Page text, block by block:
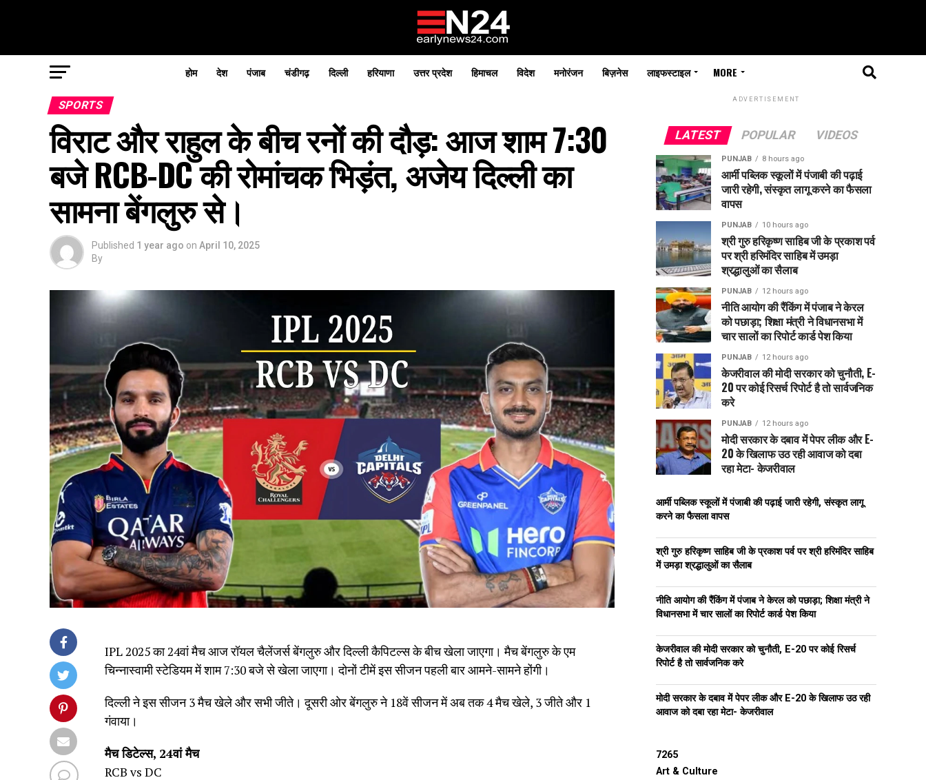
होम देश पंजाब चंडीगढ़ दिल्ली हरियाणा उत्तर प्रदेश हिमाचल विदेश मनोरंजन बिज़नेस लाइफस्टाइल MORE
SPORTS
विराट और राहुल के बीच रनों की दौड़: आज शाम 7:30
बजे RCB-DC की रोमांचक भिड़ंत, अजेय दिल्ली का
सामना बेंगलुरु से।
Published 1 year ago on April 10, 2025
By
IPL 2025 का 24वां मैच आज रॉयल चैलेंजर्स बेंगलुरु और दिल्ली कैपिटल्स के बीच खेला जाएगा। मैच बेंगलुरु के एम
चिन्नास्वामी स्टेडियम में शाम 7:30 बजे से खेला जाएगा। दोनों टीमें इस सीजन पहली बार आमने-सामने होंगी।
दिल्ली ने इस सीजन 3 मैच खेले और सभी जीते। दूसरी ओर बेंगलुरु ने 18वें सीजन में अब तक 4 मैच खेले, 3 जीते और 1
गंवाया।
मैच डिटेल्स, 24वां मैच
RCB vs DC
ADVERTISEMENT
LATEST POPULAR VIDEOS
PUNJAB 8 hours ago
आर्मी पब्लिक स्कूलों में पंजाबी की पढ़ाई
जारी रहेगी, संस्कृत लागू करने का फैसला
वापस
PUNJAB 10 hours ago
श्री गुरु हरिकृष्ण साहिब जी के प्रकाश पर्व
पर श्री हरिमंदिर साहिब में उमड़ा
श्रद्धालुओं का सैलाब
PUNJAB 12 hours ago
नीति आयोग की रैंकिंग में पंजाब ने केरल
को पछाड़ा; शिक्षा मंत्री ने विधानसभा में
चार सालों का रिपोर्ट कार्ड पेश किया
PUNJAB 12 hours ago
केजरीवाल की मोदी सरकार को चुनौती, E-
20 पर कोई रिसर्च रिपोर्ट है तो सार्वजनिक
करे
PUNJAB 12 hours ago
मोदी सरकार के दबाव में पेपर लीक और E-
20 के खिलाफ उठ रही आवाज को दबा
रहा मेटा- केजरीवाल
आर्मी पब्लिक स्कूलों में पंजाबी की पढ़ाई जारी रहेगी, संस्कृत लागू
करने का फैसला वापस
श्री गुरु हरिकृष्ण साहिब जी के प्रकाश पर्व पर श्री हरिमंदिर साहिब
में उमड़ा श्रद्धालुओं का सैलाब
नीति आयोग की रैंकिंग में पंजाब ने केरल को पछाड़ा; शिक्षा मंत्री ने
विधानसभा में चार सालों का रिपोर्ट कार्ड पेश किया
केजरीवाल की मोदी सरकार को चुनौती, E-20 पर कोई रिसर्च
रिपोर्ट है तो सार्वजनिक करे
मोदी सरकार के दबाव में पेपर लीक और E-20 के खिलाफ उठ रही
आवाज को दबा रहा मेटा- केजरीवाल
7265
Art & Culture